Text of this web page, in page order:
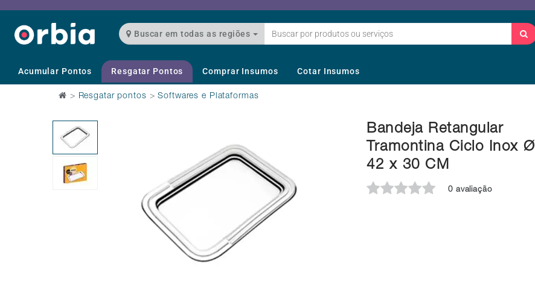
Buscar em todas as regiões
Acumular Pontos Resgatar Pontos Comprar Insumos Cotar Insumos
> Resgatar pontos >Softwares e Plataformas
Bandeja Retangular
Tramontina Ciclo Inox Ø
42 x 30 CM
0 avaliação